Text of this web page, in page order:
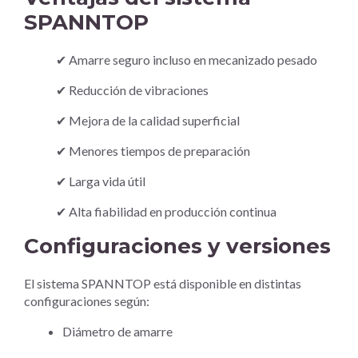
SPANNTOP
✔ Amarre seguro incluso en mecanizado pesado
✔ Reducción de vibraciones
✔ Mejora de la calidad superficial
✔ Menores tiempos de preparación
✔ Larga vida útil
✔ Alta fiabilidad en producción continua
Configuraciones y versiones
El sistema SPANNTOP está disponible en distintas
configuraciones según:
Diámetro de amarre